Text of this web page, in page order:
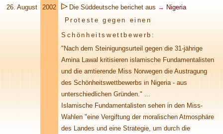
26. August 2002 Die Süddeutsche berichet aus → Nigeria
Proteste gegen einen
Schönheitswettbewerb:
"Nach dem Steinigungsurteil gegen die 31-jährige
Amina Lawal kritisieren islamische Fundamentalisten
und die amtierende Miss Norwegen die Austragung
des Schönheitswettbewerbs in Nigeria - aus
unterschiedlichen Gründen." ...
Islamische Fundamentalisten sehen in den Miss-
Wahlen "eine Vergiftung der moralischen Atmosphäre
des Landes und eine Strategie, um durch die